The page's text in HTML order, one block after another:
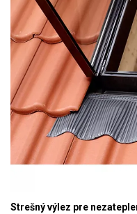
Strešný výlez pre